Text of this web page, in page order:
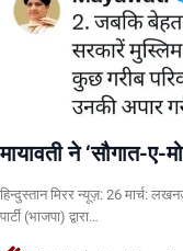
मायावती ने ‘सौगात-ए-
हिन्दुस्तान मिरर न्यूज़: 26 मार्च:
पार्टी (भाजपा) द्वारा…